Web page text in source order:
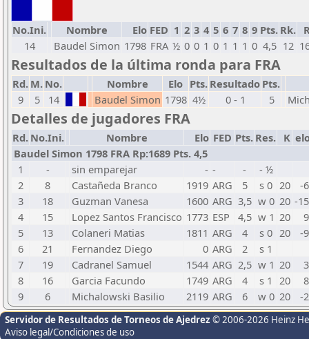
No.Ini. Nombre Elo FED 1 2 3 4 5 6 7 8 9 Pts. Rk.
14
Baudel Simon 1798 FRA ½ 0 0 1 0 1 1 1 0 4,5 12
Resultados de la última ronda para FRA
Rd. M. No. Nombre Elo Pts. Resultado Pts.
9
5 14 Baudel Simon 1798 4½ 0 - 1 5
Detalles de jugadores FRA
Rd. No.Ini. Nombre Elo FED Pts. Res. K
Baudel Simon 1798 FRA Rp:1689 Pts. 4,5
1
- sin emparejar - - -
- ½
2
8 Castañeda Branco 1919 ARG 5 s 0 20
-
3
18 Guzman Vanesa 1600 ARG 3,5 w 0 20 -
4
15 Lopez Santos Francisco 1773 ESP 4,5 w 1 20
5
13 Colaneri Matias 1811 ARG 4 s 0 20
-
6
21 Fernandez Diego 0 ARG 2
s 1
7
19 Cadranel Samuel 1544 ARG 2,5 w 1 20
8
16 Garcia Facundo 1749 ARG 4 s 1 20
9
6 Michalowski Basilio 2119 ARG 6 w 0 20 -
Servidor de Resultados de Torneos de Ajedrez © 2006-2026 Heinz
Aviso legal/Condiciones de uso